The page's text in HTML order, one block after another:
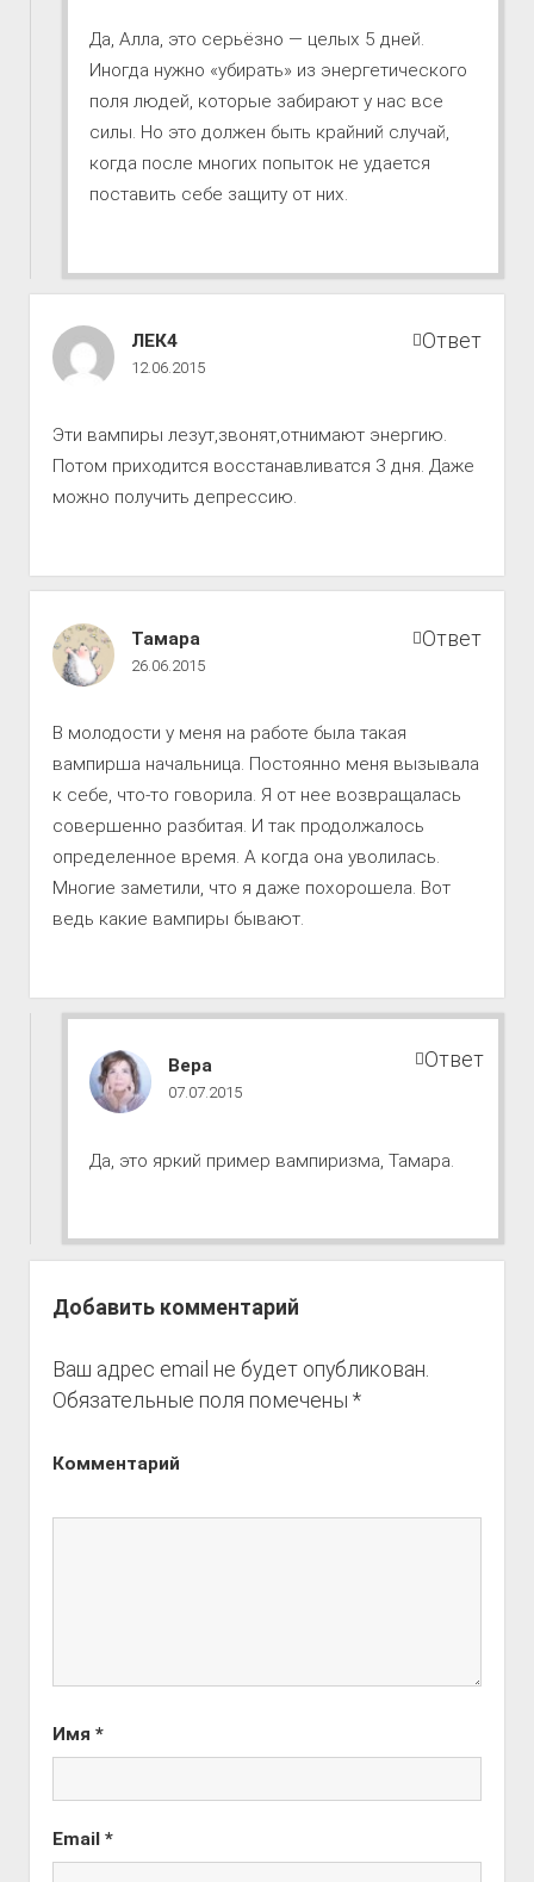
комментарии
Да, Алла, это серьёзно — целых 5 дней.
Иногда нужно «убирать» из энергетического
поля людей, которые забирают у нас все
силы. Но это должен быть крайний случай,
когда после многих попыток не удается
поставить себе защиту от них.
Путь
к
комментарии
ЛЕК4
12.06.2015
Эти вампиры лезут,звонят,отнимают энергию.
Потом приходится восстанавливатся 3 дня. Даже
можно получить депрессию.
Ответ
Путь
к
комментарии
Тамара
26.06.2015
В молодости у меня на работе была такая
вампирша начальница. Постоянно меня вызывала
к себе, что-то говорила. Я от нее возвращалась
совершенно разбитая. И так продолжалось
определенное время. А когда она уволилась.
Многие заметили, что я даже похорошела. Вот
ведь какие вампиры бывают.
Ответ
Путь
к
комментарии
Вера
07.07.2015
Да, это яркий пример вампиризма, Тамара.
Ответ
Добавить комментарий
Ваш адрес email не будет опубликован.
Обязательные поля помечены *
Комментарий
Имя *
Email *